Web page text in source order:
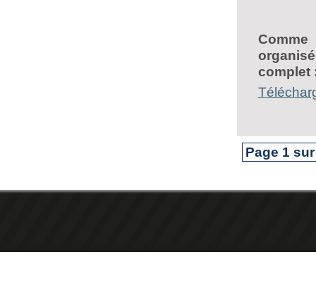
complet
Page 1